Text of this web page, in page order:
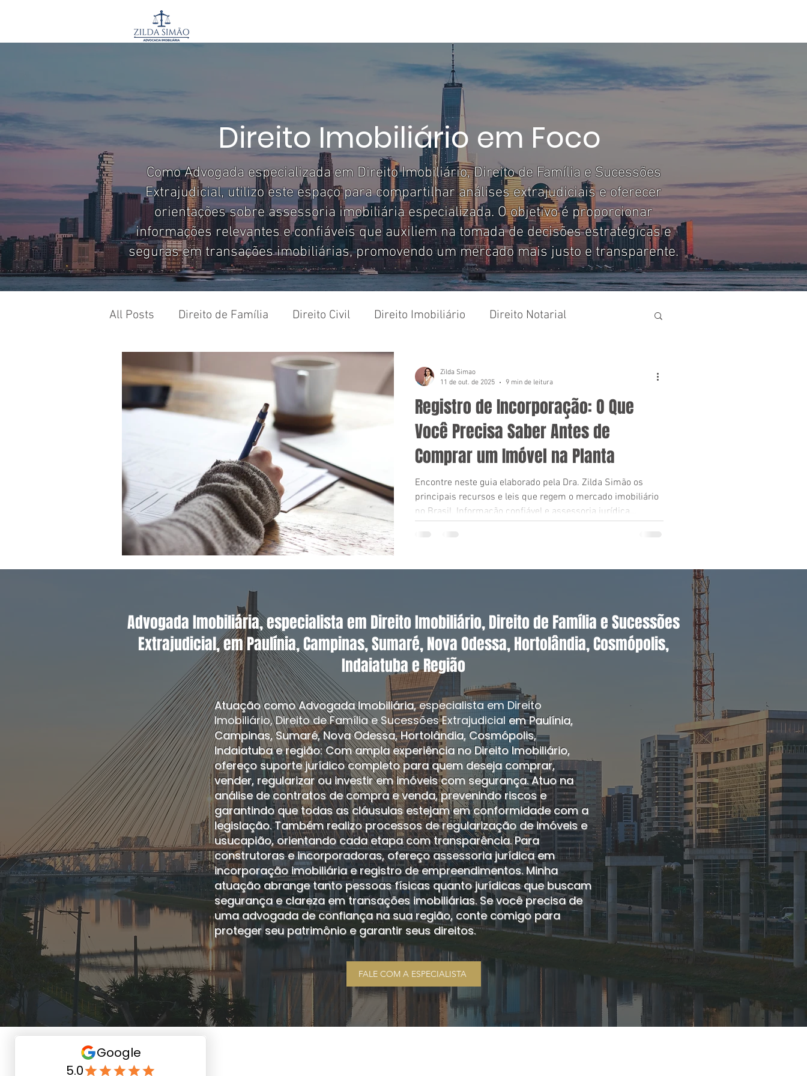
Direito Imobiliário em Foco
Como Advogada especializada em Direito Imobiliário, Direito de Família e Sucessões
Extrajudicial, utilizo este espaço para compartilhar análises extrajudiciais e oferecer
orientações sobre assessoria imobiliária especializada. O objetivo é proporcionar
informações relevantes e confiáveis que auxiliem na tomada de decisões estratégicas e
seguras em transações imobiliárias, promovendo um mercado mais justo e transparente.
All Posts Direito de Família Direito Civil Direito Imobiliário Direito Notarial
Compra e Venda Inventário e Sucessões
Registro de Incorporação: O Que
Você Precisa Saber Antes de
Comprar um Imóvel na Planta
Encontre neste guia elaborado pela Dra. Zilda Simão os
principais recursos e leis que regem o mercado imobiliário
no Brasil. Informação confiável e assessoria jurídica
Zilda Simao
11 de out. de 2025
9 min de leitura
Advogada Imobiliária, especialista em Direito Imobiliário, Direito de Família e Sucessões
Extrajudicial, em Paulínia, Campinas, Sumaré, Nova Odessa, Hortolândia, Cosmópolis,
Indaiatuba e Região
Atuação como Advogada Imobiliária,especialista em Direito
Imobiliário, Direito de Família e Sucessões Extrajudicial em Paulínia,
Campinas, Sumaré, Nova Odessa, Hortolândia, Cosmópolis,
Indaiatuba e região: Com ampla experiência no Direito Imobiliário,
ofereço suporte jurídico completo para quem deseja comprar,
vender, regularizar ou investir em imóveis com segurança. Atuo na
análise de contratos de compra e venda, prevenindo riscos e
garantindo que todas as cláusulas estejam em conformidade com a
legislação. Também realizo processos de regularização de imóveis e
usucapião, orientando cada etapa com transparência. Para
construtoras e incorporadoras, ofereço assessoria jurídica em
incorporação imobiliária e registro de empreendimentos. Minha
atuação abrange tanto pessoas físicas quanto jurídicas que buscam
segurança e clareza em transações imobiliárias. Se você precisa de
uma advogada de confiança na sua região, conte comigo para
proteger seu patrimônio e garantir seus direitos.
FALE COM A ESPECIALISTA